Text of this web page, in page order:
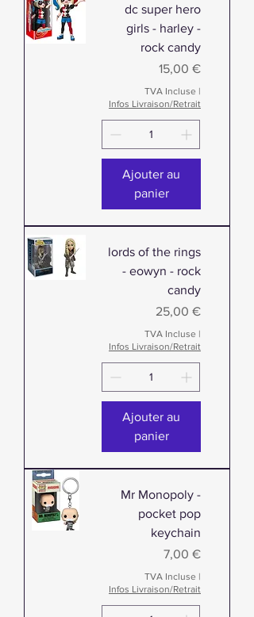
dc super hero
girls - harley -
rock candy
Prix
15,00 €
TVA Incluse |
Infos Livraison/Retrait
Ajouter au
panier
lords of the rings
- eowyn - rock
candy
Prix
25,00 €
TVA Incluse |
Infos Livraison/Retrait
Ajouter au
panier
Mr Monopoly -
pocket pop
keychain
Prix
7,00 €
TVA Incluse |
Infos Livraison/Retrait